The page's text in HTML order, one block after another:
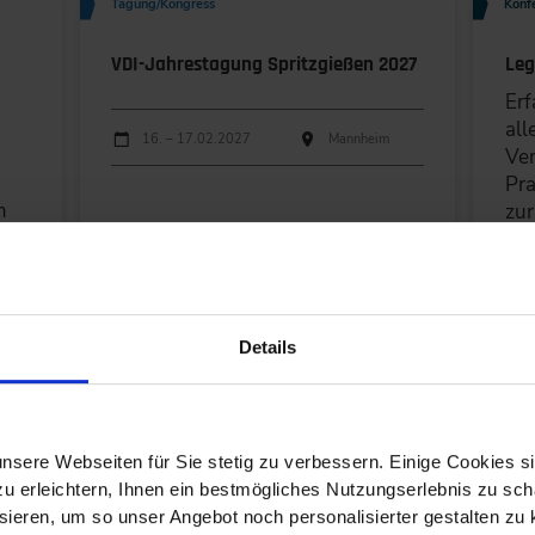
Details
Webseiten für Sie stetig zu verbessern. Einige Cookies
erleichtern, Ihnen ein bestmögliches Nutzungserlebnis zu
um so unser Angebot noch personalisierter gestalten zu
Aachen (1)
Frankfurt a.M. (1)
Hannover (1)
Karlsruhe (1)
Tagung/Kongress
VDI-Jahrestagung Spritzgießen 2027
Durchführungen
Veranstaltungsdatum Veranstaltungsort
16. – 17.02.2027 Mannheim
Konferenz
KI im Bauwesen